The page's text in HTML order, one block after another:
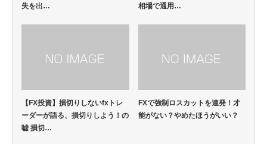
失を出…
相場で通用…
【FX投資】損切りしないfxトレ
ーダーが語る、損切りしよう！の
嘘 損切…
FXで強制ロスカットを連発！才
能がない？やめたほうがいい？